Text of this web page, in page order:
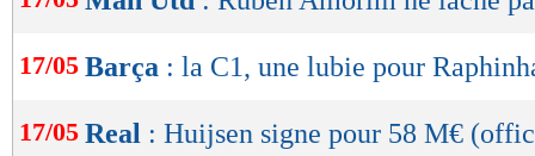
17/05 Barça : la C1, une lubie pour
17/05 Real : Huijsen signe pour 58 M€